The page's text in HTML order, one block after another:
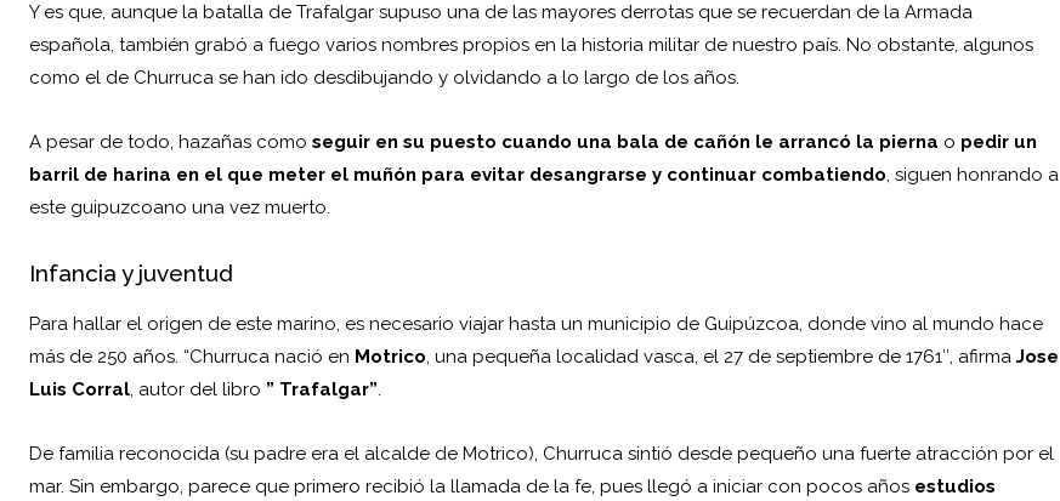
Y es que, aunque la batalla de Trafalgar supuso una de las mayores derrotas que se recuerdan de la Armada
española, también grabó a fuego varios nombres propios en la historia militar de nuestro país. No obstante, algunos
como el de Churruca se han ido desdibujando y olvidando a lo largo de los años.
A pesar de todo, hazañas como seguir en su puesto cuando una bala de cañón le arrancó la pierna o pedir un
barril de harina en el que meter el muñón para evitar desangrarse y continuar combatiendo, siguen honrando a
este guipuzcoano una vez muerto.
Infancia y juventud
Para hallar el origen de este marino, es necesario viajar hasta un municipio de Guipúzcoa, donde vino al mundo hace
más de 250 años. “Churruca nació en Motrico, una pequeña localidad vasca, el 27 de septiembre de 1761″, afirma Jose
Luis Corral, autor del libro ” Trafalgar”.
De familia reconocida (su padre era el alcalde de Motrico), Churruca sintió desde pequeño una fuerte atracción por el
mar. Sin embargo, parece que primero recibió la llamada de la fe, pues llegó a iniciar con pocos años estudios